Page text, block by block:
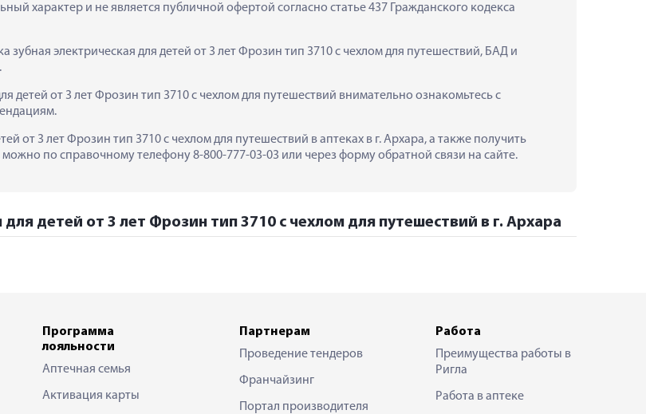
характер и не является публичной офертой согласно статье 437 Гражданского кодекса
электрическая для детей от 3 лет Фрозин тип 3710 с чехлом для путешествий, БАД и
детей от 3 лет Фрозин тип 3710 с чехлом для путешествий внимательно ознакомьтесь с
от 3 лет Фрозин тип 3710 с чехлом для путешествий в аптеках в г. Архара, а также получить
по справочному телефону 8-800-777-03-03 или через форму обратной связи на сайте.
детей от 3 лет Фрозин тип 3710 с чехлом для путешествий в г. Архара
Программа
лояльности
Аптечная семья
Активация карты
Партнерам
Проведение тендеров
Франчайзинг
Портал производителя
Работа
Преимущества работы в
Ригла
Работа в аптеке